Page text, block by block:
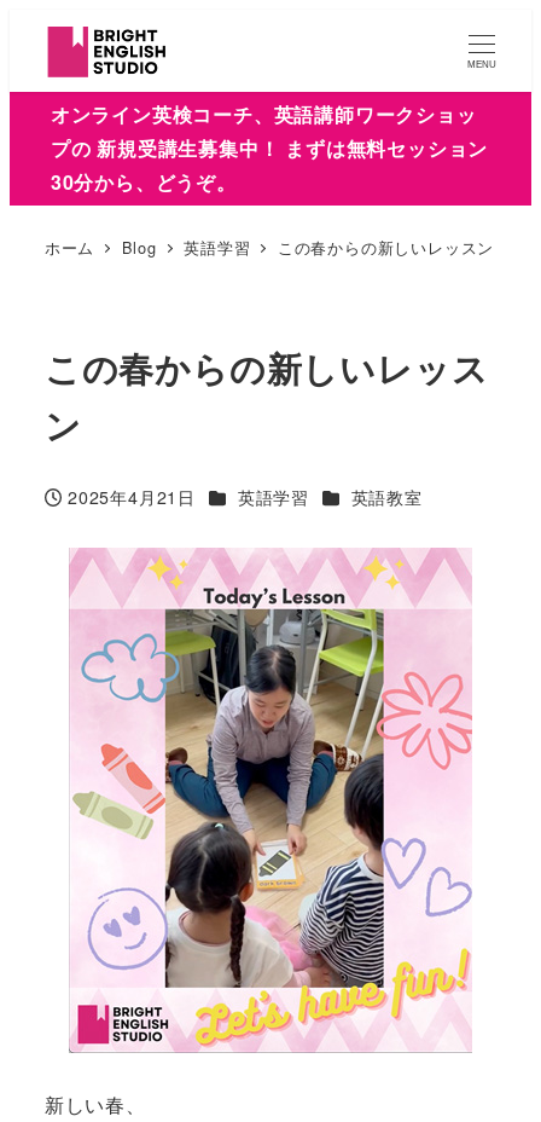
MENU
オンライン英検コーチ、英語講師ワークショッ
プの 新規受講生募集中！ まずは無料セッション
30分から、どうぞ。
ホーム Blog 英語学習 この春からの新しいレッスン
この春からの新しいレッス
ン
投稿日
2025年4月21日 カテゴリー
英語学習 カテゴリー
英語教室
新しい春、